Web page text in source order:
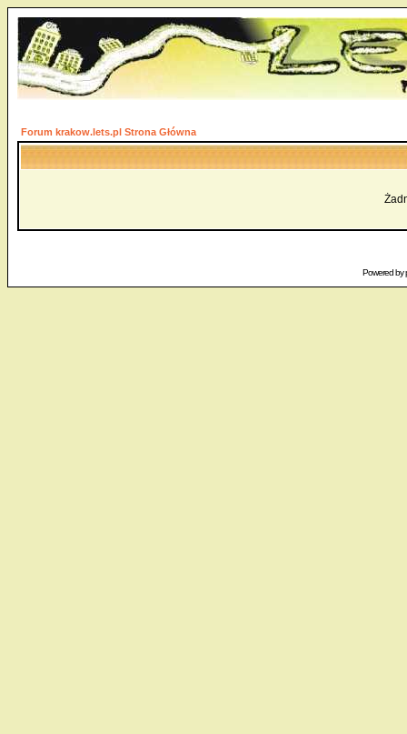
Forum krakow.lets.pl Strona Główna
Powered by